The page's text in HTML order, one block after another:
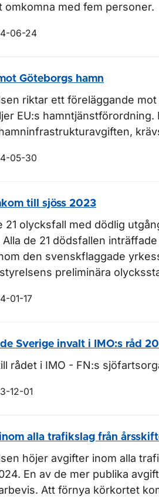
omkomna med fem personer.
06-24
Göteborgs hamn
riktar ett föreläggande
EU:s hamntjänstförordning.
05-30
till sjöss 2023
21 olycksfall med dödlig
de 21 dödsfallen
den svenskflaggade
preliminära
01-17
Sverige invalt i IMO:s råd
rådet i IMO - FN:s
12-01
alla trafikslag från
höjer avgifter inom alla
En av de mer publika
Att förnya körkortet